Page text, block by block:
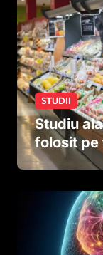
STUDII
Studiu
folosit pe
ar putea
dinainte